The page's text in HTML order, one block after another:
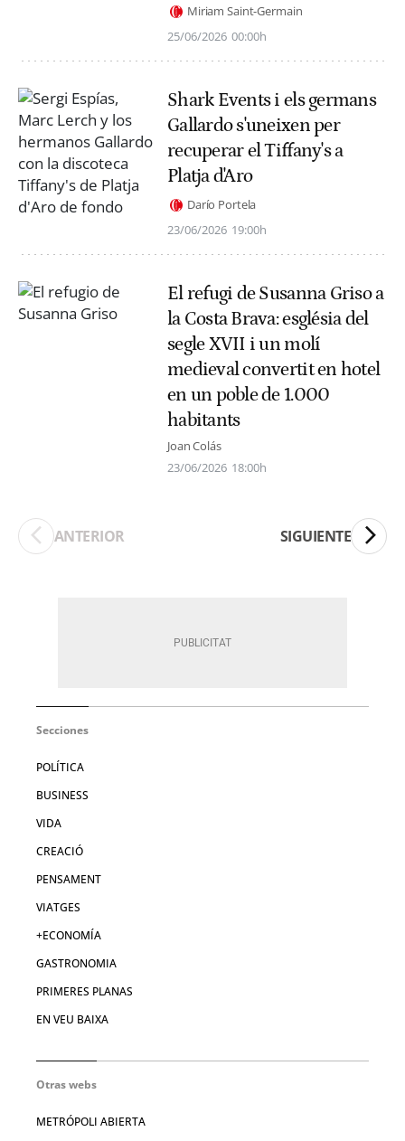
Miriam Saint-Germain
25/06/2026 00:00h
Shark Events i els germans
Gallardo s'uneixen per
recuperar el Tiffany's a
Platja d'Aro
Darío Portela
23/06/2026 19:00h
El refugi de Susanna Griso a
la Costa Brava: església del
segle XVII i un molí
medieval convertit en hotel
en un poble de 1.000
habitants
Joan Colás
23/06/2026 18:00h
ANTERIOR SIGUIENTE
Secciones
POLÍTICA
BUSINESS
VIDA
CREACIÓ
PENSAMENT
VIATGES
+ECONOMÍA
GASTRONOMIA
PRIMERES PLANAS
EN VEU BAIXA
Otras webs
METRÓPOLI ABIERTA